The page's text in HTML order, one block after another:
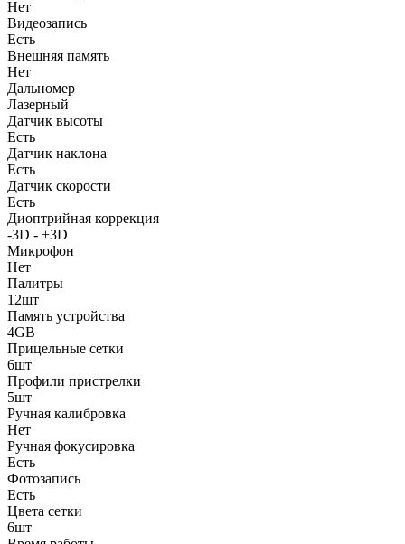
Нет
Видеозапись
Есть
Внешняя память
Нет
Дальномер
Лазерный
Датчик высоты
Есть
Датчик наклона
Есть
Датчик скорости
Есть
Диоптрийная коррекция
-3D - +3D
Микрофон
Нет
Палитры
12шт
Память устройства
4GB
Прицельные сетки
6шт
Профили пристрелки
5шт
Ручная калибровка
Нет
Ручная фокусировка
Есть
Фотозапись
Есть
Цвета сетки
6шт